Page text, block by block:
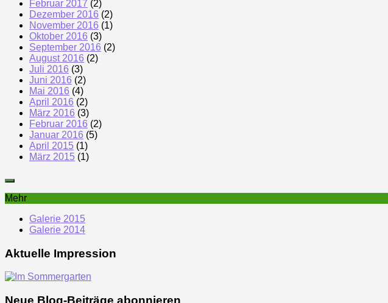
Februar 2017 (2)
Dezember 2016 (2)
November 2016 (1)
Oktober 2016 (3)
September 2016 (2)
August 2016 (2)
Juli 2016 (3)
Juni 2016 (2)
Mai 2016 (4)
April 2016 (2)
März 2016 (3)
Februar 2016 (2)
Januar 2016 (5)
April 2015 (1)
März 2015 (1)
Mehr
Galerie 2015
Galerie 2014
Aktuelle Impression
Neue Blog-Beiträge abonnieren